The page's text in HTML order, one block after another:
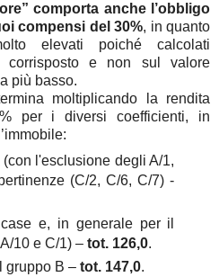
comporta anche l’obbligo
compensi del 30%, in quanto
elevati poiché calcolati
corrisposto e non sul valore
più basso.
moltiplicando la rendita
per i diversi coefficienti, in
l'esclusione degli A/1,
(C/2, C/6, C/7) -
e, in generale per il
10 e C/1) – tot. 126,0.
gruppo B – tot. 147,0.